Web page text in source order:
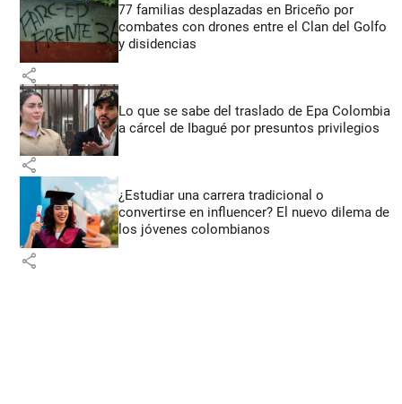
77 familias desplazadas en Briceño por
combates con drones entre el Clan del Golfo
y disidencias
share
Lo que se sabe del traslado de Epa Colombia
a cárcel de Ibagué por presuntos privilegios
share
¿Estudiar una carrera tradicional o
convertirse en influencer? El nuevo dilema de
los jóvenes colombianos
share